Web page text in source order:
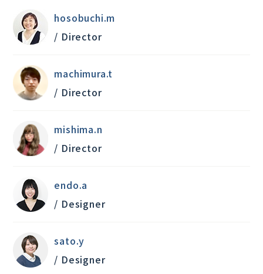
hosobuchi.m
/ Director
machimura.t
/ Director
mishima.n
/ Director
endo.a
/ Designer
sato.y
/ Designer